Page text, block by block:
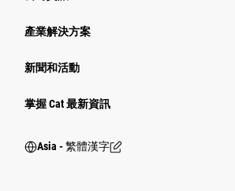
產業解決方案
新聞和活動
掌握 Cat 最新資訊
Asia - 繁體漢字